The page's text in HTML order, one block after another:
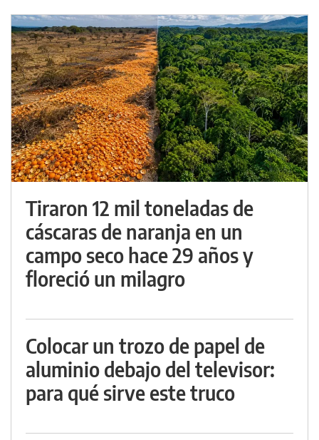
Tiraron 12 mil toneladas de
cáscaras de naranja en un
campo seco hace 29 años y
floreció un milagro
Colocar un trozo de papel de
aluminio debajo del televisor:
para qué sirve este truco